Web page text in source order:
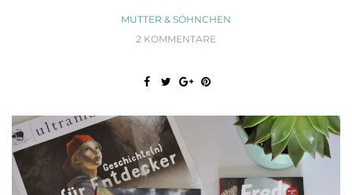
MUTTER & SÖHNCHEN
2 KOMMENTARE